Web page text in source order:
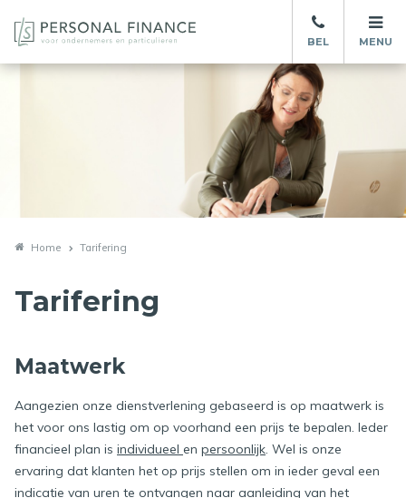
Home Tarifering
Tarifering
Maatwerk
Aangezien onze dienstverlening gebaseerd is op maatwerk is
het voor ons lastig om op voorhand een prijs te bepalen. Ieder
financieel plan is individueel en persoonlijk. Wel is onze
ervaring dat klanten het op prijs stellen om in ieder geval een
indicatie van uren te ontvangen naar aanleiding van het
BEL MENU